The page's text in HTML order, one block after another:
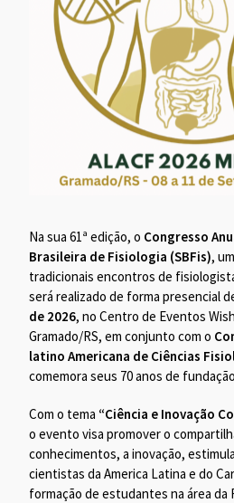
Na sua 61ª edição, o Congresso
Brasileira de Fisiologia (SBFis),
tradicionais encontros de
será realizado de forma presencial
de 2026, no Centro de Eventos
Gramado/RS, em conjunto com o
latino Americana de Ciências
comemora seus 70 anos de
Com o tema “Ciência e Inovação
o evento visa promover o
conhecimentos, a inovação,
cientistas da America Latina e do
formação de estudantes na área da